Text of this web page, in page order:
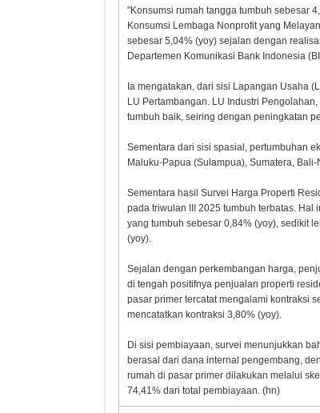
"Konsumsi rumah tangga tumbuh sebesar
Konsumsi Lembaga Nonprofit yang
sebesar 5,04% (yoy) sejalan dengan
Departemen Komunikasi Bank Indonesia
Ia mengatakan, dari sisi Lapangan Usaha
LU Pertambangan. LU Industri
tumbuh baik, seiring dengan peningkatan
Sementara dari sisi spasial, pertumbuhan
Maluku-Papua (Sulampua), Sumatera,
Sementara hasil Survei Harga Properti
pada triwulan III 2025 tumbuh terbatas. Hal
yang tumbuh sebesar 0,84% (yoy), sedikit
(yoy).
Sejalan dengan perkembangan harga,
di tengah positifnya penjualan properti
pasar primer tercatat mengalami kontraksi
mencatatkan kontraksi 3,80% (yoy).
Di sisi pembiayaan, survei menunjukkan
berasal dari dana internal pengembang,
rumah di pasar primer dilakukan melalui
74,41% dari total pembiayaan. (hn)